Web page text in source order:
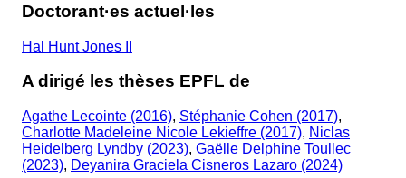
Doctorant·es actuel·les
Hal Hunt Jones II
A dirigé les thèses EPFL de
Agathe Lecointe (2016), Stéphanie Cohen (2017),
Charlotte Madeleine Nicole Lekieffre (2017), Niclas
Heidelberg Lyndby (2023), Gaëlle Delphine Toullec
(2023), Deyanira Graciela Cisneros Lazaro (2024)